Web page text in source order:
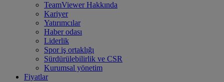
TeamViewer Hakkında
Kariyer
Yatırımcılar
Haber odası
Liderlik
Spor iş ortaklığı
Sürdürülebilirlik ve CSR
Kurumsal yönetim
Fiyatlar